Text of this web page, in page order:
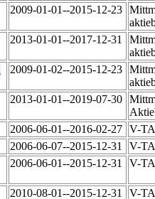
2009-01-01--2015-12-23
2013-01-01--2017-12-31
2009-01-02--2015-12-23
2013-01-01--2019-07-30
2006-06-01--2016-02-27 V-
2006-06-07--2015-12-31
V-
2006-06-01--2015-12-31 V-
2010-08-01--2015-12-31
V-